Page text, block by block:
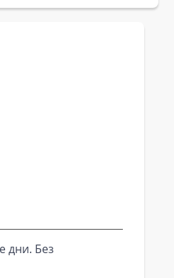
дни. Без